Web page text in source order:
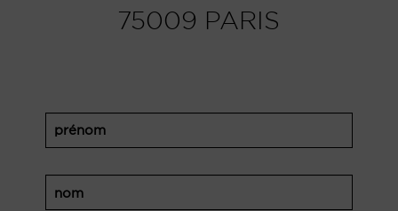
75009 PARIS